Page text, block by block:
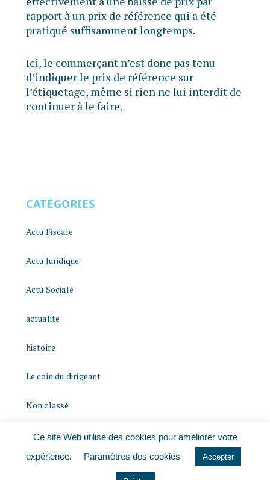
rapport à un prix de référence qui a été
pratiqué suffisamment longtemps.
Ici, le commerçant n’est donc pas tenu
d’indiquer le prix de référence sur
l’étiquetage, même si rien ne lui interdit de
continuer à le faire.
CATÉGORIES
Actu Fiscale
Actu Juridique
Actu Sociale
actualite
histoire
Le coin du dirigeant
Non classé
quizz
Ce site Web utilise des cookies pour améliorer votre
expérience.
Paramètres des cookies Accepter